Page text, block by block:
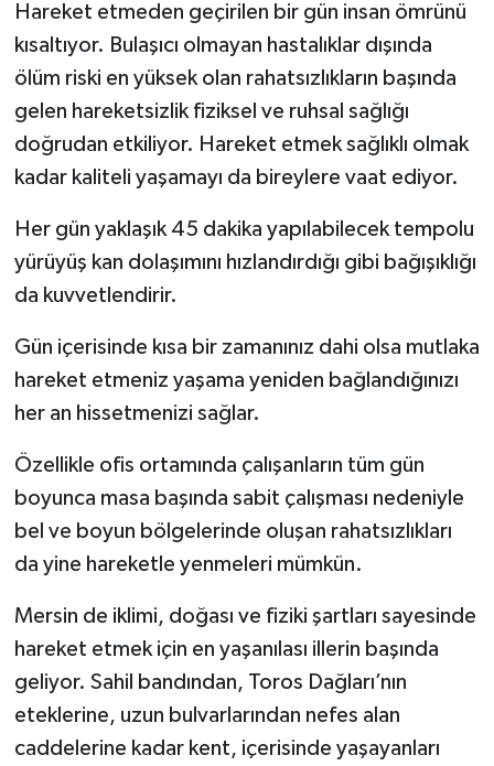
Hareket etmeden geçirilen bir gün insan ömrünü
kısaltıyor. Bulaşıcı olmayan hastalıklar dışında
ölüm riski en yüksek olan rahatsızlıkların başında
gelen hareketsizlik fiziksel ve ruhsal sağlığı
doğrudan etkiliyor. Hareket etmek sağlıklı olmak
kadar kaliteli yaşamayı da bireylere vaat ediyor.
Her gün yaklaşık 45 dakika yapılabilecek tempolu
yürüyüş kan dolaşımını hızlandırdığı gibi bağışıklığı
da kuvvetlendirir.
Gün içerisinde kısa bir zamanınız dahi olsa mutlaka
hareket etmeniz yaşama yeniden bağlandığınızı
her an hissetmenizi sağlar.
Özellikle ofis ortamında çalışanların tüm gün
boyunca masa başında sabit çalışması nedeniyle
bel ve boyun bölgelerinde oluşan rahatsızlıkları
da yine hareketle yenmeleri mümkün.
Mersin de iklimi, doğası ve fiziki şartları sayesinde
hareket etmek için en yaşanılası illerin başında
geliyor. Sahil bandından, Toros Dağları’nın
eteklerine, uzun bulvarlarından nefes alan
caddelerine kadar kent, içerisinde yaşayanları